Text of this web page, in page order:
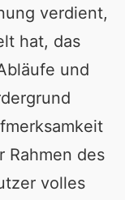
verdient,
hat, das
und
Rahmen des
volles